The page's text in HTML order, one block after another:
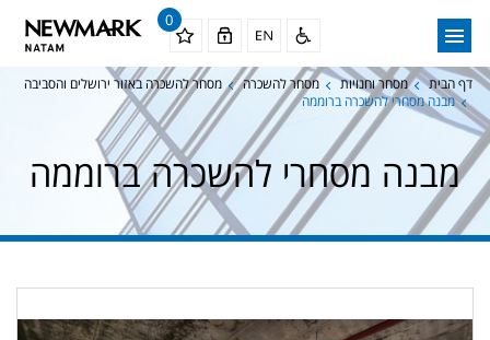
0
דף הבית מסחר וחנויות מסחר להשכרה
מסחר להשכרה באזור ירושלים והסביבה
מבנה מסחרי להשכרה ברוממה
מבנה מסחרי להשכרה ברוממה